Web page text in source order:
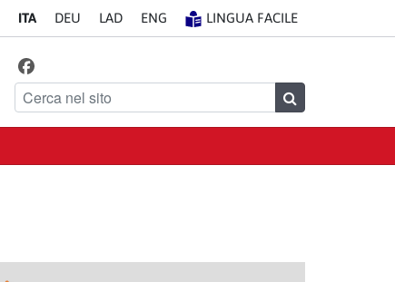
ITA DEU LAD ENG LINGUA FACILE
Seguici su
Facebook
Cerca nel sito